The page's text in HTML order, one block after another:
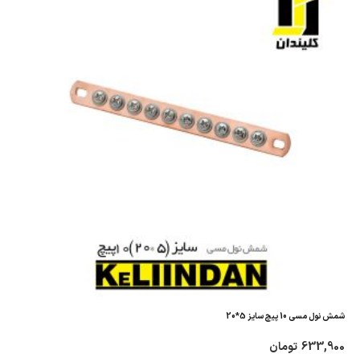
شمش نول مسی 10 پیچ سایز 5*20
633,900 تومان